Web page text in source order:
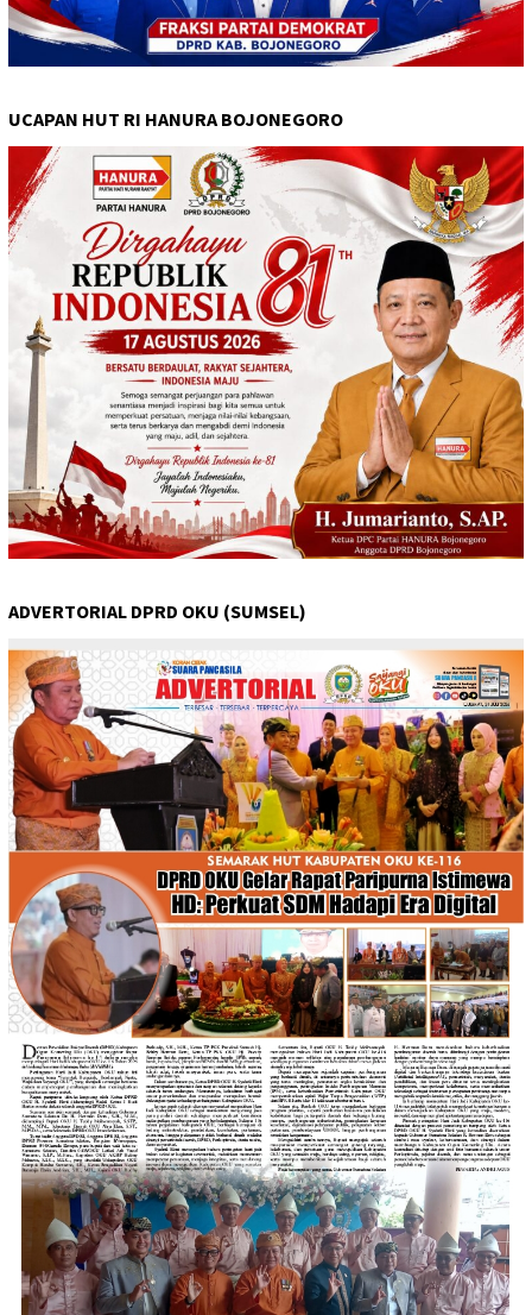
UCAPAN HUT RI HANURA BOJONEGORO
ADVERTORIAL DPRD OKU (SUMSEL)